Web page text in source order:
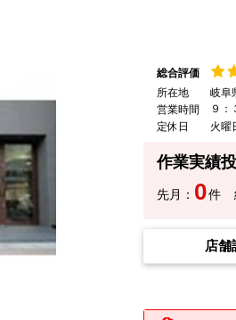
総合評価
所在地
岐阜
営業時間
９：
定休日
火曜
作業実績
先月： 0件
店舗